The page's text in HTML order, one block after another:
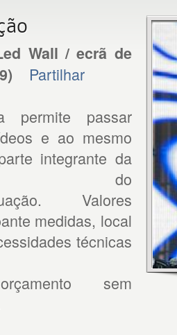
Wall / ecrã de
)
Partilhar
permite passar
e ao mesmo
integrante da
do
Valores
medidas, local
técnicas
sem